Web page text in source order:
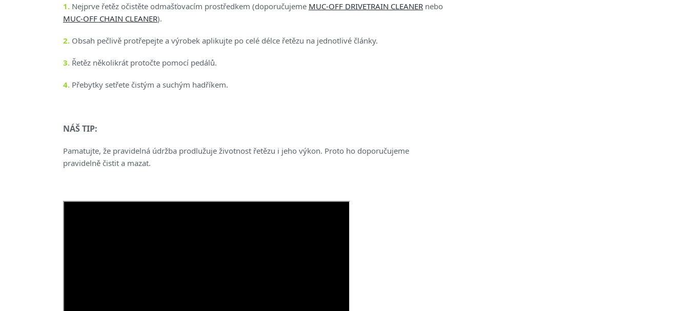
1. Nejprve řetěz očistěte odmašťovacím prostředkem (doporučujeme MUC-OFF DRIVETRAIN CLEANER nebo
MUC-OFF CHAIN CLEANER).
2. Obsah pečlivě protřepejte a výrobek aplikujte po celé délce řetězu na jednotlivé články.
3. Řetěz několikrát protočte pomocí pedálů.
4. Přebytky setřete čistým a suchým hadříkem.
NÁŠ TIP:
Pamatujte, že pravidelná údržba prodlužuje životnost řetězu i jeho výkon. Proto ho doporučujeme
pravidelně čistit a mazat.